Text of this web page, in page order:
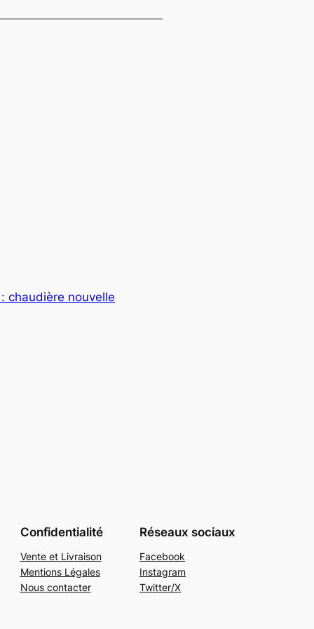
chaudière nouvelle
Confidentialité
Vente et Livraison
Mentions Légales
Nous contacter
Réseaux sociaux
Facebook
Instagram
Twitter/X